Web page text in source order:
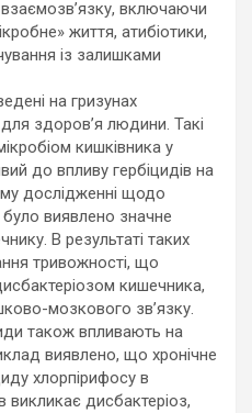
включаючи
життя, атибіотики,
із залишками
на гризунах
здоров’я людини. Такі
кишківника у
до впливу гербіцидів на
дослідженні щодо
виявлено значне
В результаті таких
тривожності, що
кишечника,
мозкового зв’язку.
також впливають на
виявлено, що хронічне
хлорпірифосу в
дисбактеріоз,